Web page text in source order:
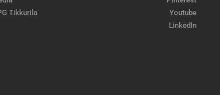
Tikkurila
Youtube
LinkedIn